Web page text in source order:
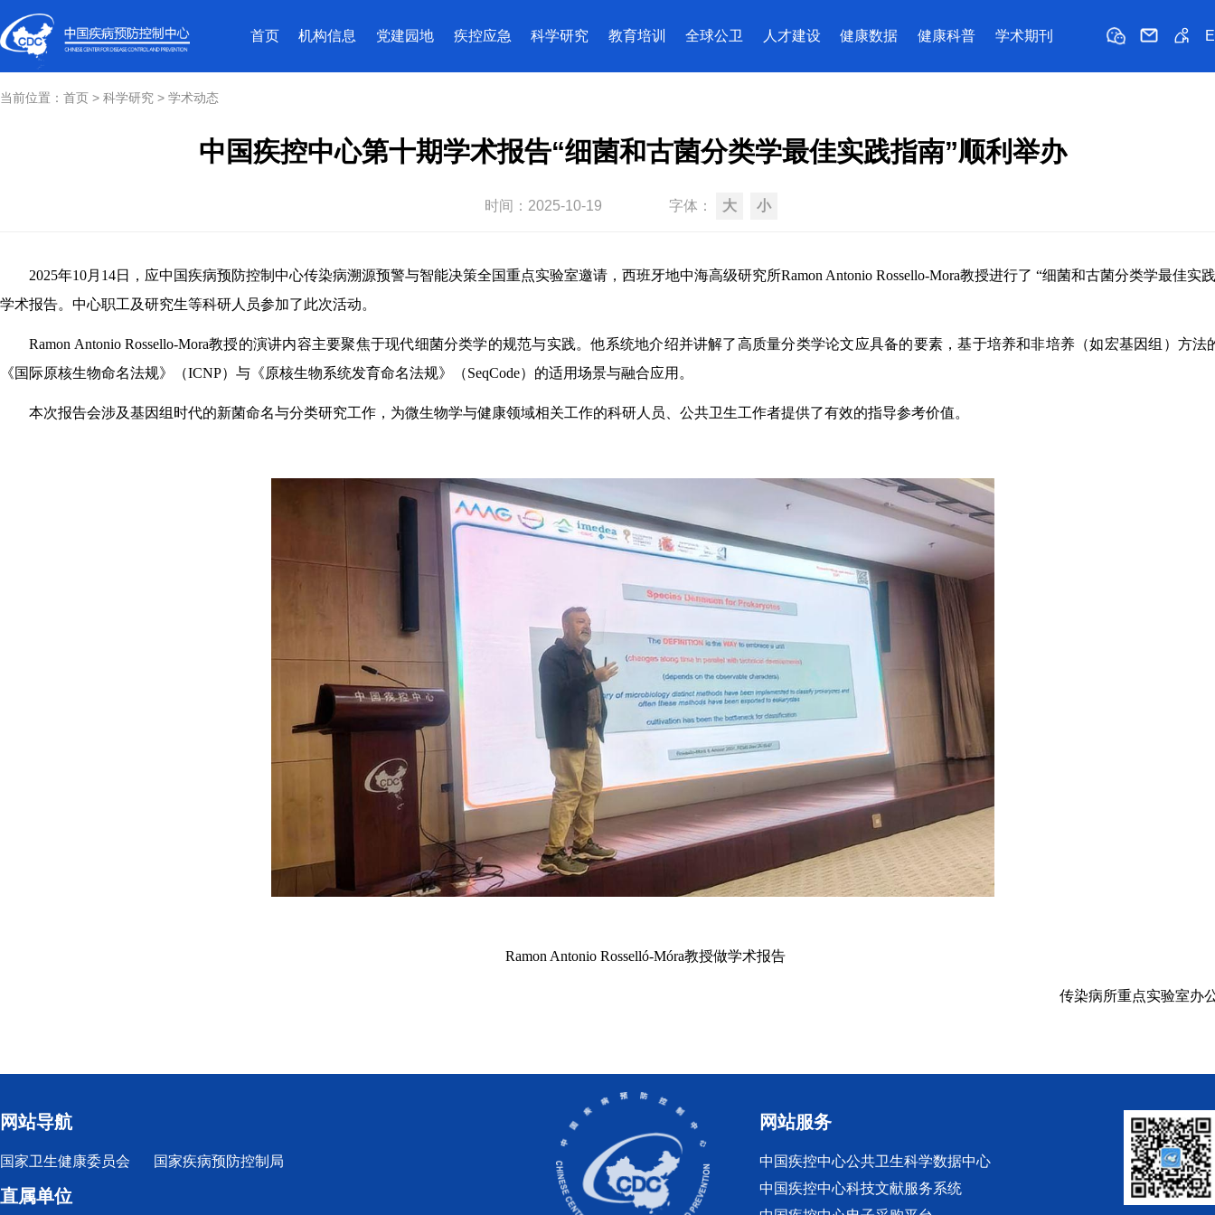
首页 机构信息 党建园地 疾控应急 科学研究 教育培训 全球公卫 人才建设 健康数据 健康科普 学术期刊
当前位置： 首页 > 科学研究 > 学术动态
中国疾控中心第十期学术报告“细菌和古菌分类学最佳实践指南”顺利举办
时间： 2025-10-19 字体： 大 小
2025年10月14日，应中国疾病预防控制中心传染病溯源预警与智能决策全国重点实验室邀请，西班牙地中海高级研究所Ramon Antonio Rossello-Mora教授进行了 “细菌和古菌分类学最佳实
学术报告。中心职工及研究生等科研人员参加了此次活动。
Ramon Antonio Rossello-Mora教授的演讲内容主要聚焦于现代细菌分类学的规范与实践。他系统地介绍并讲解了高质量分类学论文应具备的要素，基于培养和非培养（如宏基因组）方法
《国际原核生物命名法规》（ICNP）与《原核生物系统发育命名法规》（SeqCode）的适用场景与融合应用。
本次报告会涉及基因组时代的新菌命名与分类研究工作，为微生物学与健康领域相关工作的科研人员、公共卫生工作者提供了有效的指导参考价值。
Ramon Antonio Rosselló-Móra教授做学术报告
传染病所重点实验室办
网站导航
国家卫生健康委员会 国家疾病预防控制局
直属单位
网站服务
中国疾控中心公共卫生科学数据中心
中国疾控中心科技文献服务系统